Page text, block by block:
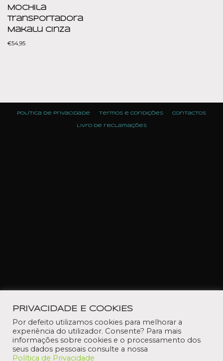
Mochila
Transportadora
Makalu Cinza
€54,95
Política de Privacidade Termos e condições Contactos
Livro de reclamações
PRIVACIDADE E COOKIES
Por defeito utilizamos cookies para melhorar a
experiência do utilizador. Consente? Para mais
informações sobre cookies e o processamento dos
seus dados pessoais consulte a nossa
Política de Privacidade